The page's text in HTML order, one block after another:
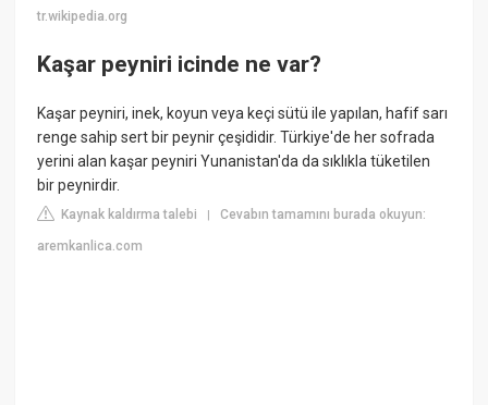
tr.wikipedia.org
Kaşar peyniri icinde ne var?
Kaşar peyniri, inek, koyun veya keçi sütü ile yapılan, hafif sarı
renge sahip sert bir peynir çeşididir. Türkiye'de her sofrada
yerini alan kaşar peyniri Yunanistan'da da sıklıkla tüketilen
bir peynirdir.
Kaynak kaldırma talebi |Cevabın tamamını burada okuyun:
aremkanlica.com